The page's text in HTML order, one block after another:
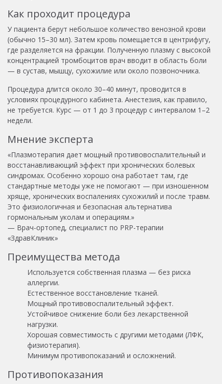
Как проходит процедура
У пациента берут небольшое количество венозной крови
(обычно 15–30 мл). Затем кровь помещается в центрифугу,
где разделяется на фракции. Полученную плазму с высокой
концентрацией тромбоцитов врач вводит в область боли
— в сустав, мышцу, сухожилие или около позвоночника.
Процедура длится около 30–40 минут, проводится в
условиях процедурного кабинета. Анестезия, как правило,
не требуется. Курс — от 1 до 3 процедур с интервалом 1–2
недели.
Мнение эксперта
«Плазмотерапия дает мощный противовоспалительный и
восстанавливающий эффект при хронических болевых
синдромах. Особенно хорошо она работает там, где
стандартные методы уже не помогают — при изношенном
хряще, хронических воспалениях сухожилий и после травм.
Это физиологичная и безопасная альтернатива
гормональным уколам и операциям.»
— Врач-ортопед, специалист по PRP-терапии
«ЗдравКлиник»
Преимущества метода
Используется собственная плазма — без риска
аллергии.
Естественное восстановление тканей.
Мощный противовоспалительный эффект.
Устойчивое снижение боли без лекарственной
нагрузки.
Хорошая совместимость с другими методами (ЛФК,
физиотерапия).
Минимум противопоказаний и осложнений.
Противопоказания